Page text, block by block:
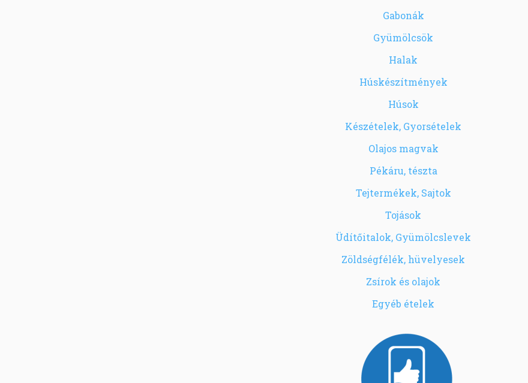
Gabonák
Gyümölcsök
Halak
Húskészítmények
Húsok
Készételek, Gyorsételek
Olajos magvak
Pékáru, tészta
Tejtermékek, Sajtok
Tojások
Üdítőitalok, Gyümölcslevek
Zöldségfélék, hüvelyesek
Zsírok és olajok
Egyéb ételek